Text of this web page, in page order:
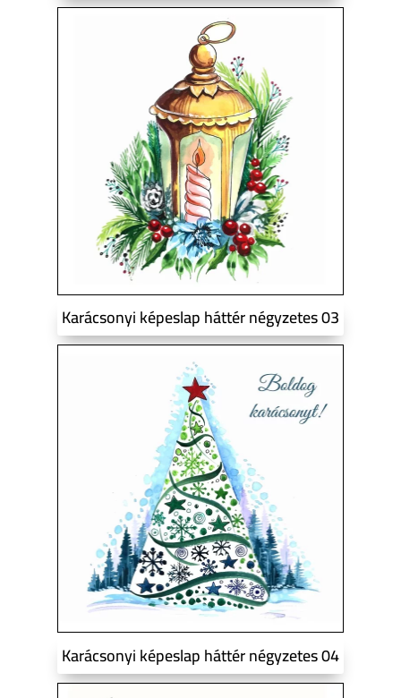
Karácsonyi képeslap háttér négyzetes 03
Karácsonyi képeslap háttér négyzetes 04